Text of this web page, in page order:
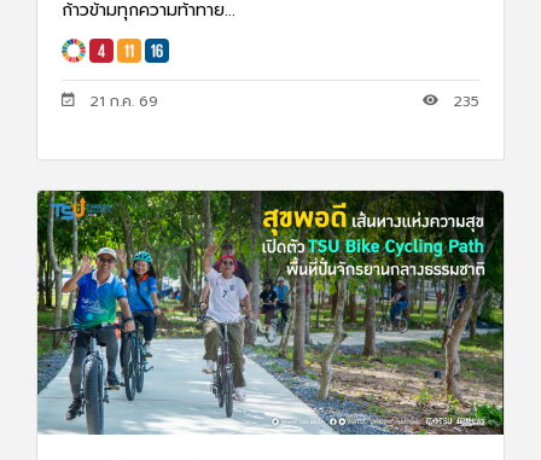
ก้าวข้ามทุกความท้าทาย...
21 ก.ค. 69 235